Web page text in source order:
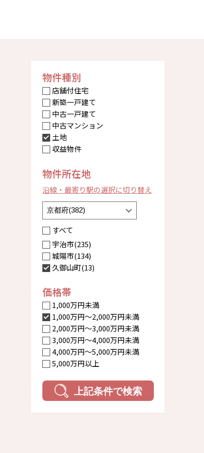
物件種別
店舗付住宅
新築一戸建て
中古一戸建て
中古マンション
土地
収益物件
物件所在地
沿線・最寄り駅の選択に切り替え
すべて
宇治市(235)
城陽市(134)
久御山町(13)
価格帯
1,000万円未満
1,000万円〜2,000万円未満
2,000万円〜3,000万円未満
3,000万円〜4,000万円未満
4,000万円〜5,000万円未満
5,000万円以上
上記条件で検索